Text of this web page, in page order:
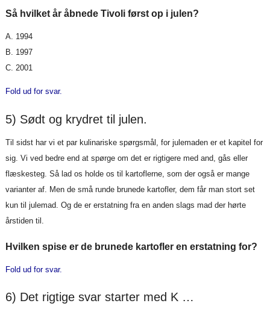
Så hvilket år åbnede Tivoli først op i julen?
A. 1994
B. 1997
C. 2001
Fold ud for svar.
5) Sødt og krydret til julen.
Til sidst har vi et par kulinariske spørgsmål, for julemaden er et kapitel for
sig. Vi ved bedre end at spørge om det er rigtigere med and, gås eller
flæskesteg. Så lad os holde os til kartoflerne, som der også er mange
varianter af. Men de små runde brunede kartofler, dem får man stort set
kun til julemad. Og de er erstatning fra en anden slags mad der hørte
årstiden til.
Hvilken spise er de brunede kartofler en erstatning for?
Fold ud for svar.
6) Det rigtige svar starter med K …